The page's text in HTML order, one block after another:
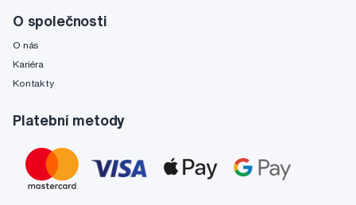
O společnosti
O nás
Kariéra
Kontakty
Platební metody